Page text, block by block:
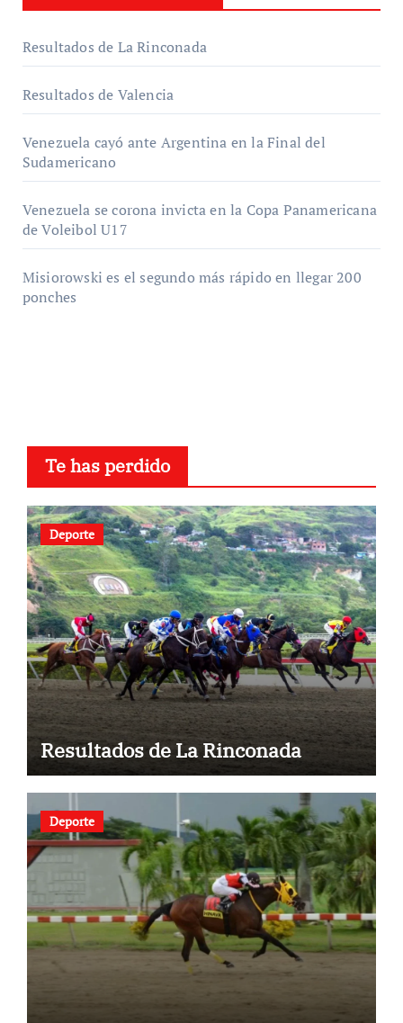
Resultados de La Rinconada
Resultados de Valencia
Venezuela cayó ante Argentina en la Final del
Sudamericano
Venezuela se corona invicta en la Copa Panamericana
de Voleibol U17
Misiorowski es el segundo más rápido en llegar 200
ponches
Te has perdido
Deporte
Resultados de La Rinconada
Deporte